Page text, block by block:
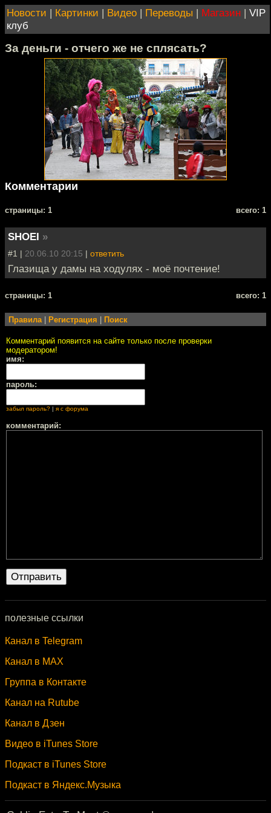
Новости | Картинки | Видео | Переводы | Магазин | VIP
клуб
За деньги - отчего же не сплясать?
Комментарии
cтраницы: 1 всего: 1
SHOEI »
#1 | 20.06.10 20:15 | ответить
Глазища у дамы на ходулях - моё почтение!
cтраницы: 1 всего: 1
Правила Регистрация Поиск
Комментарий появится на сайте только после проверки
модератором!
имя:
пароль:
забыл пароль? | я с форума
комментарий:
полезные ссылки
Канал в Telegram
Канал в MAX
Группа в Контакте
Канал на Rutube
Канал в Дзен
Видео в iTunes Store
Подкаст в iTunes Store
Подкаст в Яндекс.Музыка